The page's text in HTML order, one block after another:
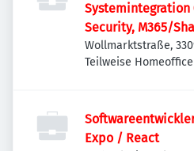
Systemintegration
Security, M365/
Wollmarktstraße,
Deutschland
Teilweise Homeoffice
Expo / React